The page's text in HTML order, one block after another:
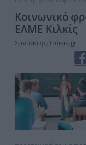
Κοινωνικό
ΕΛΜΕ Κιλκίς
Συντάκτης: Eidisis.gr